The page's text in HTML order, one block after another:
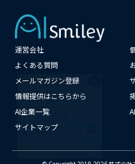
攻撃型生
運営会社
よくある質問
メールマガジン登録
情報提供はこちらから
AI企業一覧
サイトマップ